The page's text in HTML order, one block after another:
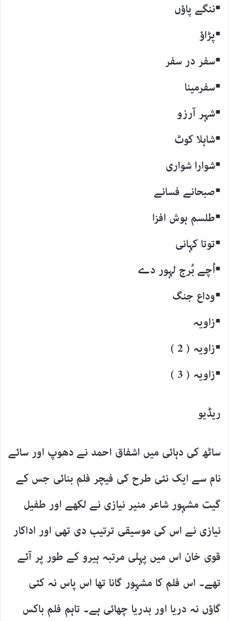
▪ننگے پاؤں
▪پڑاؤ
▪سفر در سفر
▪سفرمینا
▪شہر آرزو
▪شاہلا کوٹ
▪شوارا شواری
▪صبحانے فسانے
▪طلسم ہوش افزا
▪توتا کہانی
▪اُچے بُرج لہور دے
▪وداع جنگ
▪زاویہ
▪زاویہ ( 2 )
▪زاویہ ( 3 )
ریڈیو
ساٹھ کی دہائی میں اشفاق احمد نے دھوپ اور سائے
نام سے ایک نئی طرح کی فیچر فلم بنائی جس کے
گیت مشہور شاعر منیر نیازی نے لکھے اور طفیل
نیازی نے اس کی موسیقی ترتیب دی تھی اور اداکار
قوی خان اس میں پہلی مرتبہ ہیرو کے طور پر آئے
تھے۔ اس فلم کا مشہور گانا تھا اس پاس نہ کئی
گاؤں نہ دریا اور بدریا چھائی ہے۔ تاہم فلم باکس